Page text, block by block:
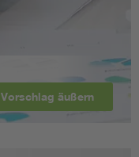
Vorschlag äußern